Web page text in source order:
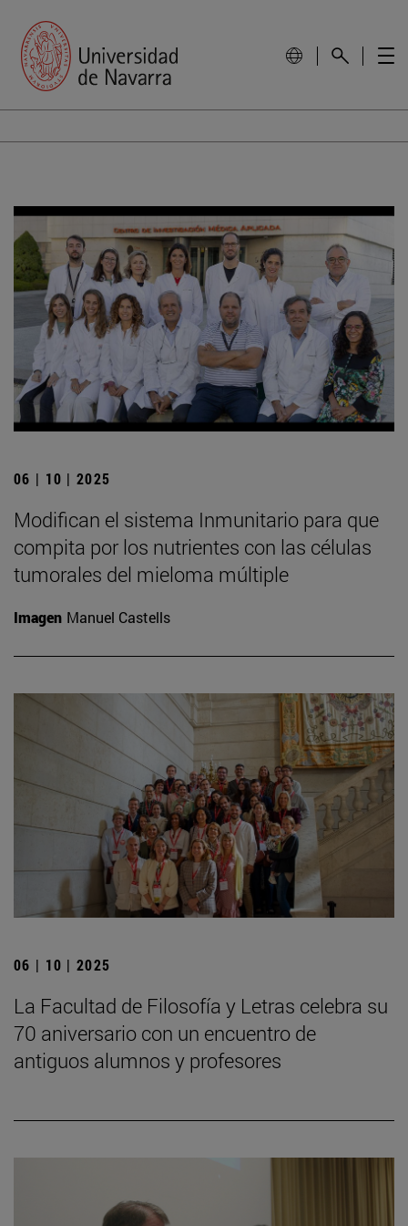
06 | 10 | 2025
Modifican el sistema Inmunitario para que
compita por los nutrientes con las células
tumorales del mieloma múltiple
Imagen Manuel Castells
06 | 10 | 2025
La Facultad de Filosofía y Letras celebra su
70 aniversario con un encuentro de
antiguos alumnos y profesores